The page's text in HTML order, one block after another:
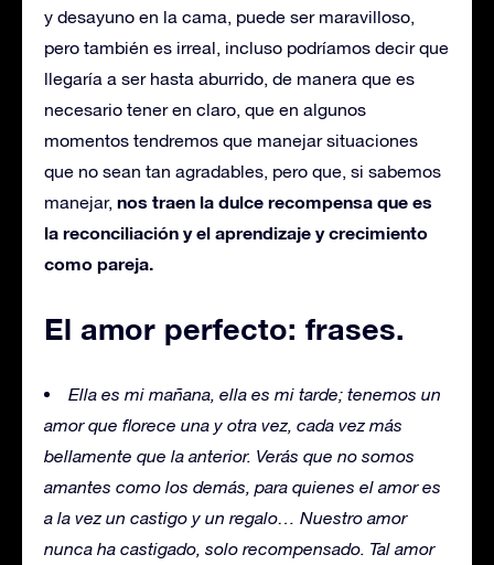
y desayuno en la cama, puede ser maravilloso,
pero también es irreal, incluso podríamos decir que
llegaría a ser hasta aburrido, de manera que es
necesario tener en claro, que en algunos
momentos tendremos que manejar situaciones
que no sean tan agradables, pero que, si sabemos
manejar, nos traen la dulce recompensa que es
la reconciliación y el aprendizaje y crecimiento
como pareja.
El amor perfecto: frases.
Ella es mi mañana, ella es mi tarde; tenemos un
amor que florece una y otra vez, cada vez más
bellamente que la anterior. Verás que no somos
amantes como los demás, para quienes el amor es
a la vez un castigo y un regalo… Nuestro amor
nunca ha castigado, solo recompensado. Tal amor